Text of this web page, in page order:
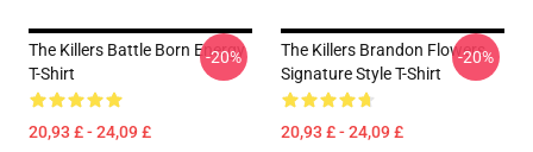
The Killers Battle Born Energy
T-Shirt
20,93 £ - 24,09 £
-20%
The Killers Brandon Flowers
Signature Style T-Shirt
20,93 £ - 24,09 £
-20%